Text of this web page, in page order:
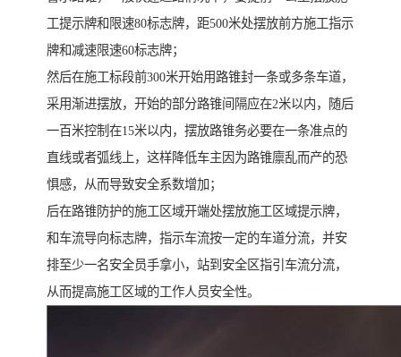
工提示牌和限速80标志牌，距500米处摆放前方施工指示
牌和减速限速60标志牌；
然后在施工标段前300米开始用路锥封一条或多条车道，
采用渐进摆放，开始的部分路锥间隔应在2米以内，随后
一百米控制在15米以内，摆放路锥务必要在一条准点的
直线或者弧线上，这样降低车主因为路锥廪乱而产的恐
惧感，从而导致安全系数增加；
后在路锥防护的施工区域开端处摆放施工区域提示牌，
和车流导向标志牌，指示车流按一定的车道分流，并安
排至少一名安全员手拿小，站到安全区指引车流分流，
从而提高施工区域的工作人员安全性。